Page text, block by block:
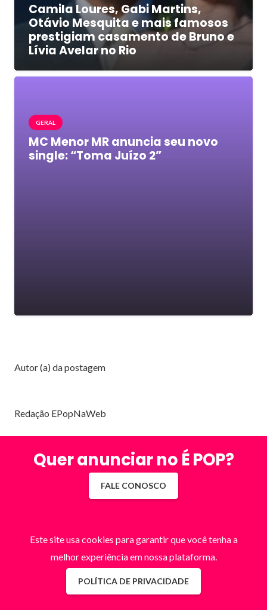
Camila Loures, Gabi Martins,
Otávio Mesquita e mais famosos
prestigiam casamento de Bruno e
Lívia Avelar no Rio
GERAL
MC Menor MR anuncia seu novo
single: “Toma Juízo 2”
Autor (a) da postagem
Redação EPopNaWeb
Quer anunciar no É POP?
FALE CONOSCO
Este site usa cookies para garantir que você tenha a
melhor experiência em nossa plataforma.
POLÍTICA DE PRIVACIDADE